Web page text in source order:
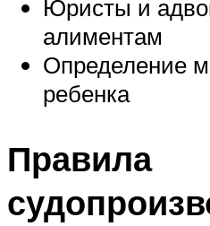
Юристы и
алиментам
Определение
ребенка
Правила